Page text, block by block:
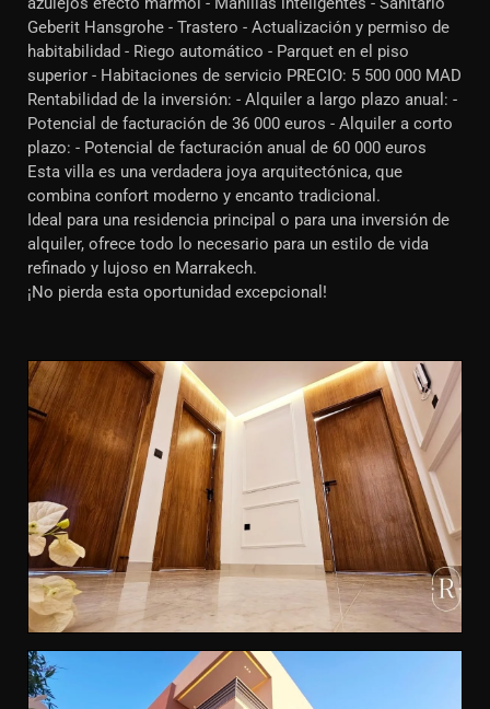
Geberit Hansgrohe - Trastero - Actualización y permiso de
habitabilidad - Riego automático - Parquet en el piso
superior - Habitaciones de servicio PRECIO: 5 500 000 MAD
Rentabilidad de la inversión: - Alquiler a largo plazo anual: -
Potencial de facturación de 36 000 euros - Alquiler a corto
plazo: - Potencial de facturación anual de 60 000 euros
Esta villa es una verdadera joya arquitectónica, que
combina confort moderno y encanto tradicional.
Ideal para una residencia principal o para una inversión de
alquiler, ofrece todo lo necesario para un estilo de vida
refinado y lujoso en Marrakech.
¡No pierda esta oportunidad excepcional!